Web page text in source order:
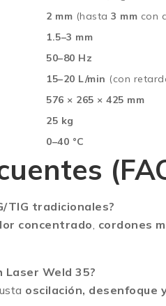
2 mm (hasta 3 mm con
1.5–3 mm
50–80 Hz
15–20 L/min (con
576 × 265 × 425 mm
25 kg
0–40 °C
TIG tradicionales?
concentrado, cordones
Laser Weld 35?
oscilación, desenfoque